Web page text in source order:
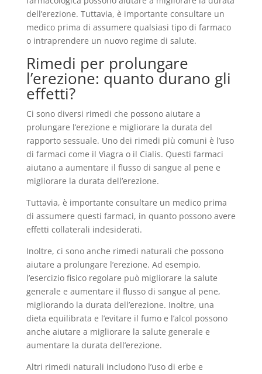
dell’erezione. Tuttavia, è importante consultare un
medico prima di assumere qualsiasi tipo di farmaco
o intraprendere un nuovo regime di salute.
Rimedi per prolungare
l’erezione: quanto durano gli
effetti?
Ci sono diversi rimedi che possono aiutare a
prolungare l’erezione e migliorare la durata del
rapporto sessuale. Uno dei rimedi più comuni è l’uso
di farmaci come il Viagra o il Cialis. Questi farmaci
aiutano a aumentare il flusso di sangue al pene e
migliorare la durata dell’erezione.
Tuttavia, è importante consultare un medico prima
di assumere questi farmaci, in quanto possono avere
effetti collaterali indesiderati.
Inoltre, ci sono anche rimedi naturali che possono
aiutare a prolungare l’erezione. Ad esempio,
l’esercizio fisico regolare può migliorare la salute
generale e aumentare il flusso di sangue al pene,
migliorando la durata dell’erezione. Inoltre, una
dieta equilibrata e l’evitare il fumo e l’alcol possono
anche aiutare a migliorare la salute generale e
aumentare la durata dell’erezione.
Altri rimedi naturali includono l’uso di erbe e